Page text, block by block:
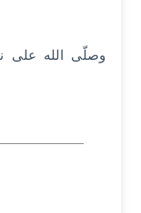
وصلّی الله علی